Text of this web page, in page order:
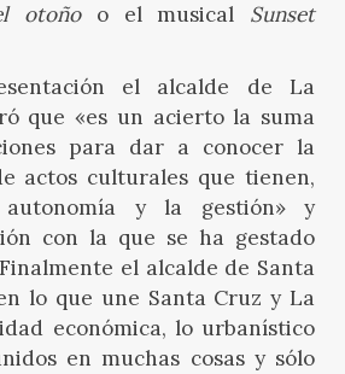
otoñoo el musical Sunset
el alcalde de La
que «es un acierto la suma
para dar a conocer la
actos culturales que tienen,
y la gestión» y
con la que se ha gestado
el alcalde de Santa
lo que une Santa Cruz y La
económica, lo urbanístico
en muchas cosas y sólo